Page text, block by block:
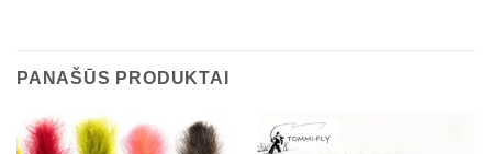
PANAŠŪS PRODUKTAI